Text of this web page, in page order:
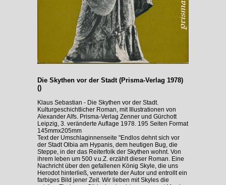
Die Skythen vor der Stadt (Prisma-Verlag 1978)
()
Klaus Sebastian - Die Skythen vor der Stadt.
Kulturgeschichtlicher Roman, mit Illustrationen von
Alexander Alfs. Prisma-Verlag Zenner und Gürchott
Leipzig, 3. veränderte Auflage 1978. 195 Seiten Format
145mmx205mm
Text der Umschlaginnenseite "Endlos dehnt sich vor
der Stadt Olbia am Hypanis, dem heutigen Bug, die
Steppe, in der das Reiterfolk der Skythen wohnt. Von
ihrem leben um 500 v.u.Z. erzählt dieser Roman. Eine
Nachricht über den gefallenen König Skyle, die uns
Herodot hinterließ, verwertete der Autor und entrollt ein
farbiges Bild jener Zeit. Wir lieben mit Skyles die